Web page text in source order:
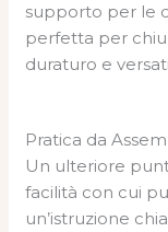
supporto per le
perfetta per
duraturo e
Pratica da
Un ulteriore
facilità con cui
un’istruzione